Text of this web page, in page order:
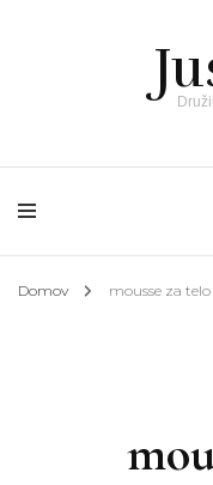
Domov mousse za telo